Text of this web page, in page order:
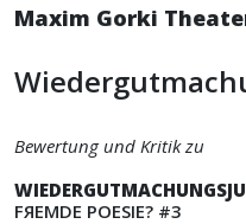
Maxim Gorki
Bewertung und Kritik zu
FЯEMDE POESIE? #3